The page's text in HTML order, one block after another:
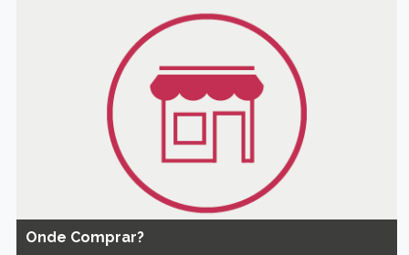
Onde Comprar?